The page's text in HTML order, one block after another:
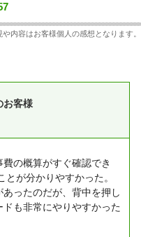
内容はお客様個人の感想となります。
お客様
費の概算がすぐ確認でき
が分かりやすかった。
ったのだが、背中を押し
も非常にやりやすかった